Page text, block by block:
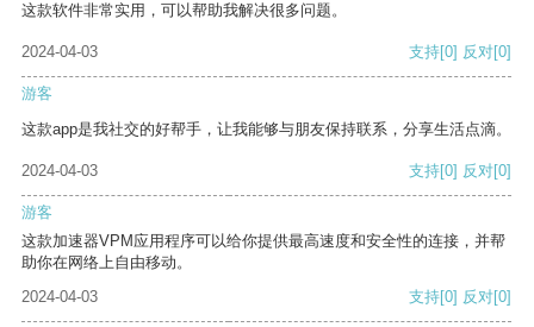
这款软件非常实用，可以帮助我解决很多问题。
2024-04-03 支持[0] 反对[0]
游客
这款app是我社交的好帮手，让我能够与朋友保持联系，分享生活点滴。
2024-04-03 支持[0] 反对[0]
游客
这款加速器VPM应用程序可以给你提供最高速度和安全性的连接，并帮
助你在网络上自由移动。
2024-04-03
支持[0] 反对[0]